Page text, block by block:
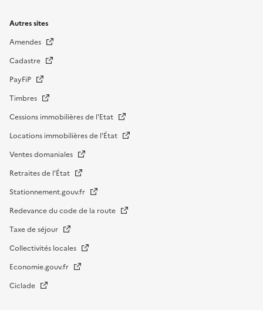
Autres sites
Amendes
Cadastre
PayFiP
Timbres
Cessions immobilières de l'Etat
Locations immobilières de l’État
Ventes domaniales
Retraites de l'État
Stationnement.gouv.fr
Redevance du code de la route
Taxe de séjour
Collectivités locales
Economie.gouv.fr
Ciclade